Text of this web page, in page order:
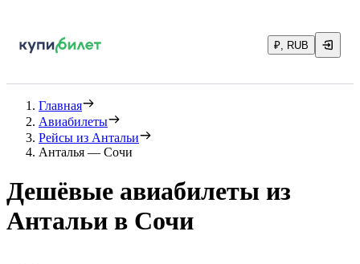
₽, RUB
Главная
Авиабилеты
Рейсы из Антальи
Анталья — Сочи
Дешёвые авиабилеты из
Антальи в Сочи